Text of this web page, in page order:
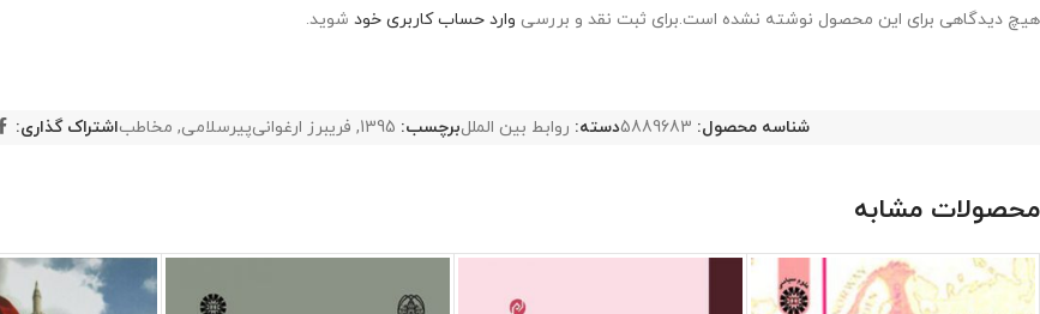
هیچ دیدگاهی برای این محصول نوشته نشده است.برای ثبت نقد و بررسی وارد حساب کاربری خود شوید.
شناسه محصول: 5889683دسته: روابط بین المللبرچسب: 1395
, فریبرز ارغوانی‌پیرسلامی, مخاطباشتراک گذاری:
محصولات مشابه